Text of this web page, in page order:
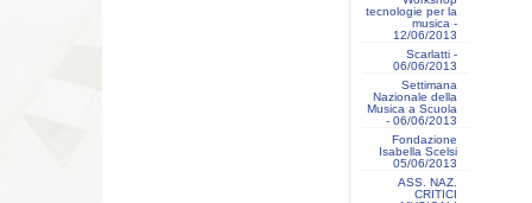
tecnologie per la
musica -
12/06/2013
Scarlatti -
06/06/2013
Settimana
Nazionale della
Musica a Scuola
- 06/06/2013
Fondazione
Isabella Scelsi
05/06/2013
ASS. NAZ.
CRITICI